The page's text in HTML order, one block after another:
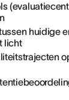
huidige
licht